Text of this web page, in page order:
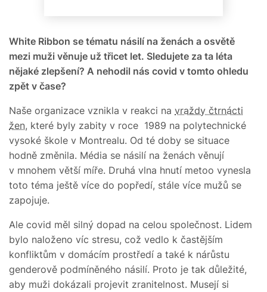
White Ribbon se tématu násilí na ženách a osvětě
mezi muži věnuje už třicet let. Sledujete za ta léta
nějaké zlepšení? A nehodil nás covid v tomto ohledu
zpět v čase?
Naše organizace vznikla v reakci na vraždy čtrnácti
žen, které byly zabity v roce 1989 na polytechnické
vysoké škole v Montrealu. Od té doby se situace
hodně změnila. Média se násilí na ženách věnují
v mnohem větší míře. Druhá vlna hnutí metoo vynesla
toto téma ještě více do popředí, stále více mužů se
zapojuje.
Ale covid měl silný dopad na celou společnost. Lidem
bylo naloženo víc stresu, což vedlo k častějším
konfliktům v domácím prostředí a také k nárůstu
genderově podmíněného násilí. Proto je tak důležité,
aby muži dokázali projevit zranitelnost. Musejí si